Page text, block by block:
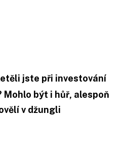
jste při investování
Mohlo být i hůř, alespoň
v džungli